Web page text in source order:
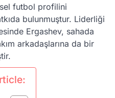
futbol profilini
bulunmuştur. Liderliği
Ergashev, sahada
arkadaşlarına da bir